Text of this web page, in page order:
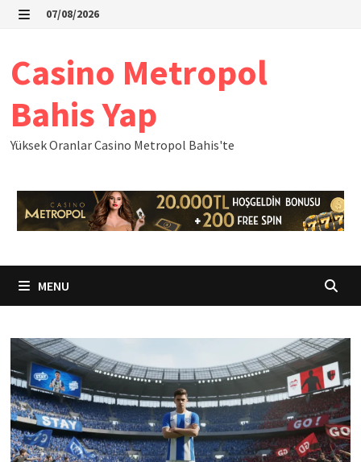
Skip
07/08/2026
Casino Metropol
Bahis Yap
Yüksek Oranlar Casino Metropol Bahis'te
MENU